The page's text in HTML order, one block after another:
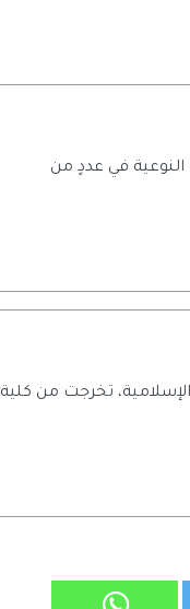
النوعية في عددٍ من
تخرجت من كلية